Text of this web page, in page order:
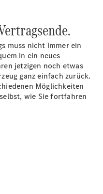
muss nicht immer ein
in ein neues
jetzigen noch etwas
ganz einfach zurück.
Möglichkeiten
wie Sie fortfahren